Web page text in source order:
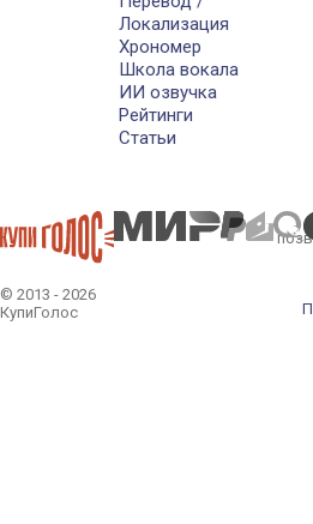
Локализация
Хрономер
Школа вокала
ИИ озвучка
Рейтинги
Статьи
© 2013 - 2026
КупиГолос